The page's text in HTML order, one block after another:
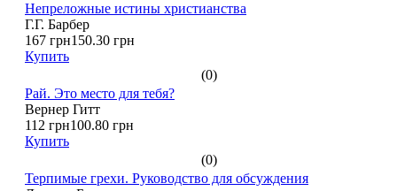
Непреложные истины христианства
Г.Г. Барбер
167 грн150.30 грн
Купить
(0)
Рай. Это место для тебя?
Вернер Гитт
112 грн100.80 грн
Купить
(0)
Терпимые грехи. Руководство для обсуждения